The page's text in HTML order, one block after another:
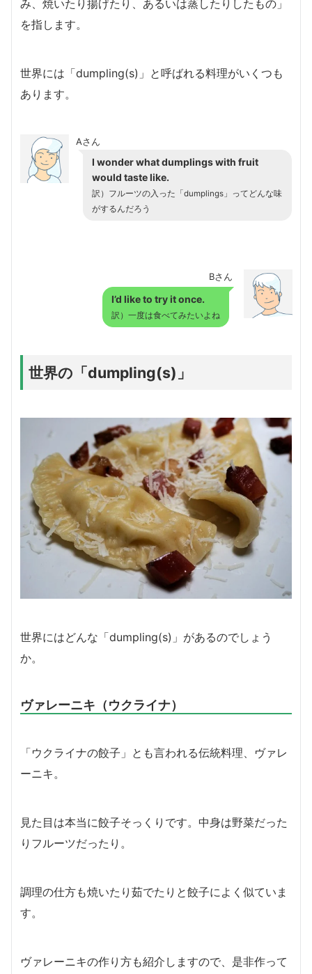
み、焼いたり揚げたり、あるいは蒸したりしたもの」
を指します。
世界には「dumpling(s)」と呼ばれる料理がいくつも
あります。
Aさん
I wonder what dumplings with fruit
would taste like.
訳）フルーツの入った「dumplings」ってどんな味
がするんだろう
Bさん
I’d like to try it once.
訳）一度は食べてみたいよね
世界の「dumpling(s)」
世界にはどんな「dumpling(s)」があるのでしょう
か。
ヴァレーニキ（ウクライナ）
「ウクライナの餃子」とも言われる伝統料理、ヴァレ
ーニキ。
見た目は本当に餃子そっくりです。中身は野菜だった
りフルーツだったり。
調理の仕方も焼いたり茹でたりと餃子によく似ていま
す。
ヴァレーニキの作り方も紹介しますので、是非作って